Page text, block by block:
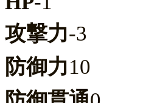
攻撃力-3
防御力10